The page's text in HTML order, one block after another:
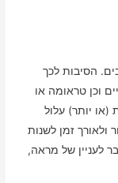
הסיבות לכך
וכן טראומה או
יותר) עלול
ולאורך זמן לשנות
לעניין של מראה,